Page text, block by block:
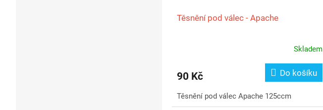
Těsnění pod válec - Apache
Skladem
90 Kč Do košíku
Těsnění pod válec Apache 125ccm